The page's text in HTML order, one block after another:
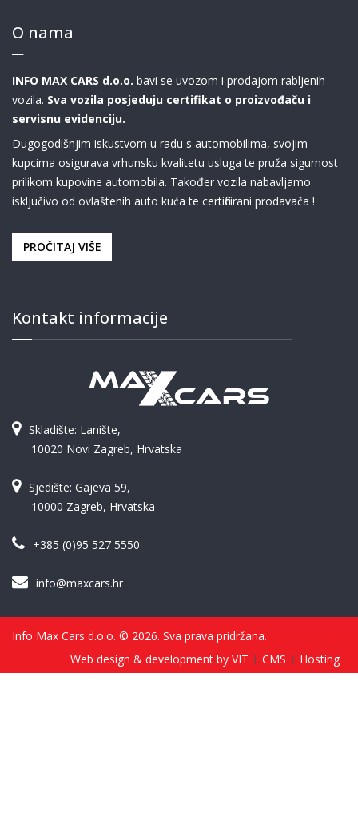
O nama
INFO MAX CARS d.o.o. bavi se uvozom i prodajom rabljenih
vozila. Sva vozila posjeduju certifikat o proizvođaču i
servisnu evidenciju.
Dugogodišnjim iskustvom u radu s automobilima, svojim
kupcima osigurava vrhunsku kvalitetu usluga te pruža sigurnost
prilikom kupovine automobila. Također vozila nabavljamo
isključivo od ovlaštenih auto kuća te certificirani prodavača !
PROČITAJ VIŠE
Kontakt informacije
Skladište: Lanište,
10020 Novi Zagreb, Hrvatska
Sjedište: Gajeva 59,
10000 Zagreb, Hrvatska
+385 (0)95 527 5550
info@maxcars.hr
Info Max Cars d.o.o. © 2026. Sva prava pridržana.
Web design & development by VIT
CMS Hosting